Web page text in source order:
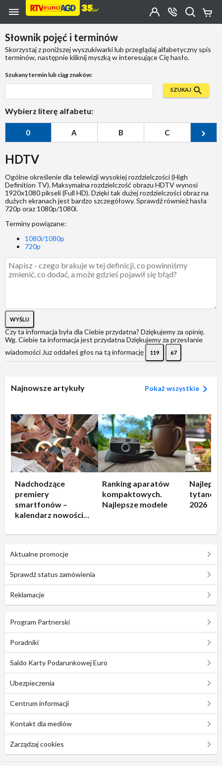
Przejdź do zawartości strony
Przejdź do wyszukiwarki
Przejdź do kategorii
Przejdź do stopki
OTWÓRZ
MENU
Moje
Konto
szukasz?
Słownik pojęć i terminów
Skorzystaj z poniższej wyszukiwarki lub przeglądaj alfabetyczny spis
terminów, następnie kliknij myszką w interesujące Cię hasło.
Szukany termin lub ciąg znaków:
SZUKAJ
Wybierz literę alfabetu:
0 A B C
HDTV
Ogólne określenie dla telewizji wysokiej rozdzielczości (High
Definition TV). Maksymalna rozdzielczość obrazu HDTV wynosi
1920x1080 pikseli (Full HD). Dzięki tak dużej rozdzielczości obraz na
dużych ekranach jest bardzo szczegółowy. Sprawdź również hasła
720p oraz 1080p/1080i.
Terminy powiązane:
1080i/1080p
720p
WYŚLIJ
Czy ta informacja była dla Ciebie przydatna? Dziękujemy za opinię.
Wg. Ciebie ta informacja jest przydatna Dziękujemy za przesłanie
wiadomości Juz oddałeś głos na tą informację 119 67
Najnowsze artykuły Pokaż wszystkie
Nadchodzące
premiery
smartfonów –
kalendarz nowości
Ranking aparatów
kompaktowych.
Najlepsze modele
2026
Aktualne promocje
Sprawdź status zamówienia
Reklamacje
Program Partnerski
Poradniki
Saldo Karty Podarunkowej Euro
Ubezpieczenia
Centrum informacji
Kontakt dla mediów
Zarządzaj cookies